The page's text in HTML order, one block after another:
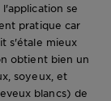
se
pratique car
s'étale mieux
obtient bien un
soyeux, et
blancs) de